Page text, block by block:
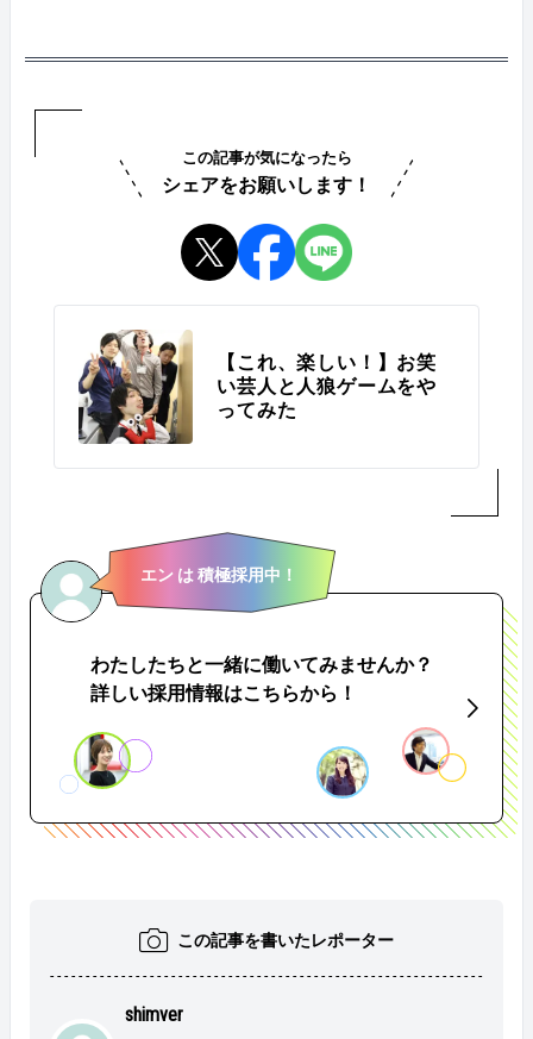
この記事が気になったら
シェアをお願いします！
【これ、楽しい！】お笑
い芸人と人狼ゲームをや
ってみた
エン は 積極採用中！
わたしたちと一緒に働いてみませんか？
詳しい採用情報はこちらから！
この記事を書いたレポーター
shimver